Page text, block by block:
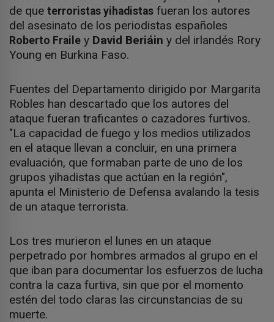
de que terroristas yihadistas fueran los autores
del asesinato de los periodistas españoles
Roberto Fraile y David Beriáin y del irlandés Rory
Young en Burkina Faso.
Fuentes del Departamento dirigido por Margarita
Robles han descartado que los autores del
ataque fueran traficantes o cazadores furtivos.
"La capacidad de fuego y los medios utilizados
en el ataque llevan a concluir, en una primera
evaluación, que formaban parte de uno de los
grupos yihadistas que actúan en la región",
apunta el Ministerio de Defensa avalando la tesis
de un ataque terrorista.
Los tres murieron el lunes en un ataque
perpetrado por hombres armados al grupo en el
que iban para documentar los esfuerzos de lucha
contra la caza furtiva, sin que por el momento
estén del todo claras las circunstancias de su
muerte.